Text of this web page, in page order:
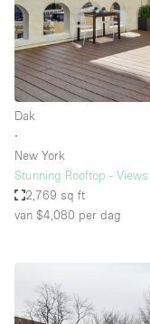
Dak
∙
New York
Stunning Rooftop -
2,769 sq ft
van $4,080 per dag